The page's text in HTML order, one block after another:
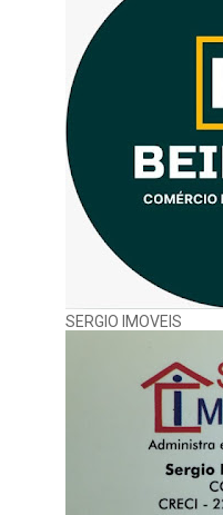
SERGIO IMOVEIS